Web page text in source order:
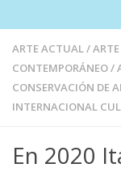
ARTE ACTUAL/
CONTEMPORÁNEO/
CONSERVACIÓN DE
INTERNACIONAL
En 2020